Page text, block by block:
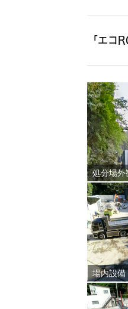
「エコ
処分場外
場内設備